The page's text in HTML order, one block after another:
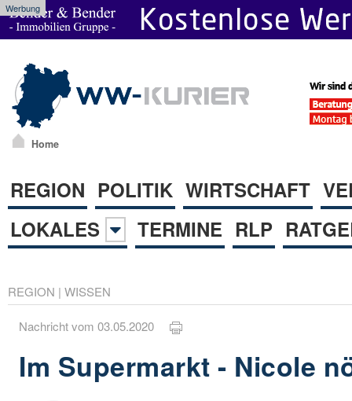
Werbung
Home
REGION POLITIK WIRTSCHAFT
LOKALES
TERMINE RLP
REGION | WISSEN
Nachricht vom 03.05.2020
Im Supermarkt - Nicole